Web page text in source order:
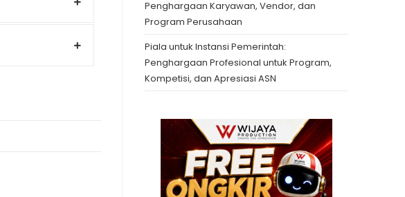
Penghargaan Karyawan, Vendor, dan
Program Perusahaan
Piala untuk Instansi Pemerintah:
Penghargaan Profesional untuk Program,
Kompetisi, dan Apresiasi ASN